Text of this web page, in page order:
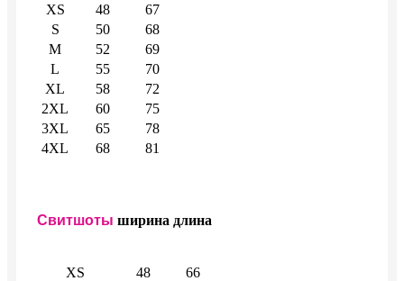
XS 48
67
S
50
68
M
52
69
L
55
70
XL
58
72
2XL
60
75
3XL
65
78
4XL
68 81
Свитшоты ширина длина
XS 48
66